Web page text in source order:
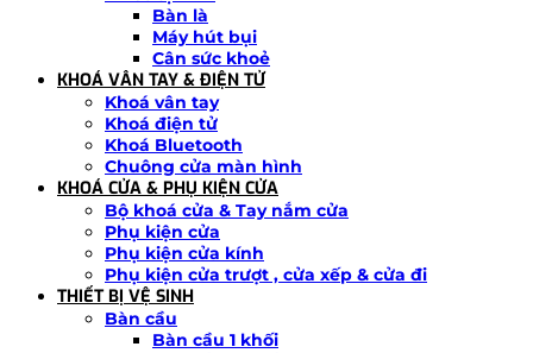
Bàn là
Máy hút bụi
Cân sức khoẻ
KHOÁ VÂN TAY & ĐIỆN TỬ
Khoá vân tay
Khoá điện tử
Khoá Bluetooth
Chuông cửa màn hình
KHOÁ CỬA & PHỤ KIỆN CỬA
Bộ khoá cửa & Tay nắm cửa
Phụ kiện cửa
Phụ kiện cửa kính
Phụ kiện cửa trượt , cửa xếp & cửa đi
THIẾT BỊ VỆ SINH
Bàn cầu
Bàn cầu 1 khối